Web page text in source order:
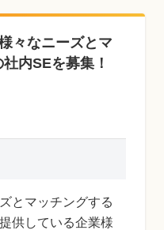
々なニーズとマ
内SEを募集！
とマッチングする
供している企業様